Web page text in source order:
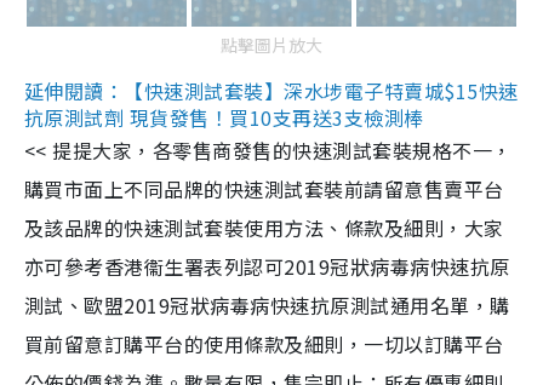
點擊圖片放大
延伸閱讀：【快速測試套裝】深水埗電子特賣城$15快速
抗原測試劑 現貨發售！買10支再送3支檢測棒
<< 提提大家，各零售商發售的快速測試套裝規格不一，
購買市面上不同品牌的快速測試套裝前請留意售賣平台
及該品牌的快速測試套裝使用方法、條款及細則，大家
亦可參考香港衞生署表列認可2019冠狀病毒病快速抗原
測試、歐盟2019冠狀病毒病快速抗原測試通用名單，購
買前留意訂購平台的使用條款及細則，一切以訂購平台